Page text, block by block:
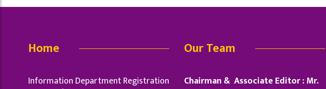
Home
Information Department Registration
Our Team
Chairman & Associate Editor : Mr.